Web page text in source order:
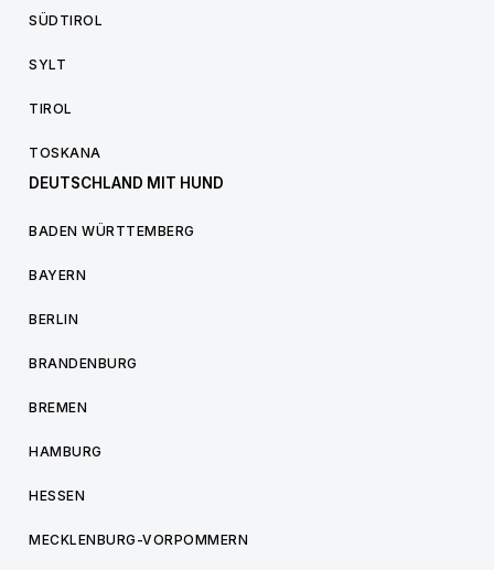
SÜDTIROL
SYLT
TIROL
TOSKANA
DEUTSCHLAND MIT HUND
BADEN WÜRTTEMBERG
BAYERN
BERLIN
BRANDENBURG
BREMEN
HAMBURG
HESSEN
MECKLENBURG-VORPOMMERN